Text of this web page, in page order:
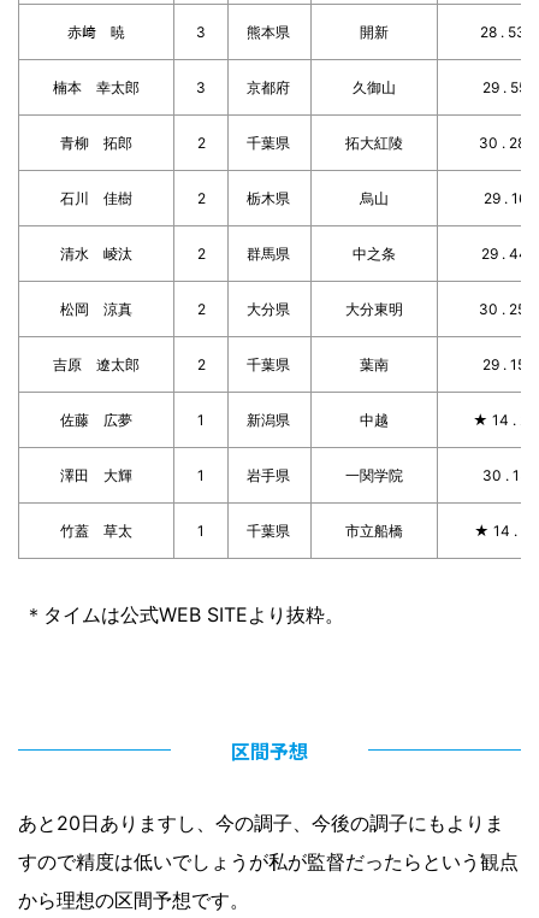
赤﨑 暁 3 熊本県 開新 28 . 53 .
楠本 幸太郎 3 京都府 久御山 29 . 55 .
青柳 拓郎 2 千葉県 拓大紅陵 30 . 28
石川 佳樹 2 栃木県 烏山 29 . 16 .
清水 崚汰 2 群馬県 中之条 29 . 44 .
松岡 涼真 2 大分県 大分東明 30 . 25
吉原 遼太郎 2 千葉県 葉南 29 . 15 .
佐藤 広夢 1 新潟県 中越 ★ 14 . 27
澤田 大輝 1 岩手県 一関学院 30 . 15 .
竹蓋 草太 1 千葉県 市立船橋 ★ 14 . 51
＊タイムは公式WEB SITEより抜粋。
区間予想
あと20日ありますし、今の調子、今後の調子にもよりま
すので精度は低いでしょうが私が監督だったらという観点
から理想の区間予想です。